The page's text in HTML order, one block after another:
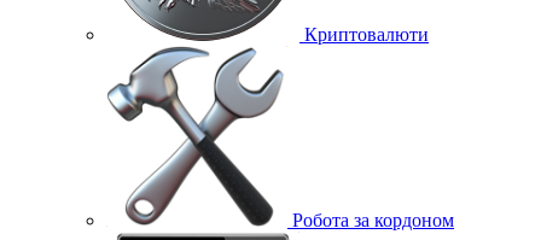
Криптовалюти
Робота за кордоном